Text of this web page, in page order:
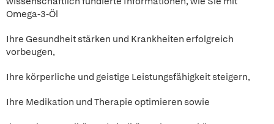
Omega-3-Öl
Ihre Gesundheit stärken und Krankheiten erfolgreich
vorbeugen,
Ihre körperliche und geistige Leistungsfähigkeit steigern,
Ihre Medikation und Therapie optimieren sowie